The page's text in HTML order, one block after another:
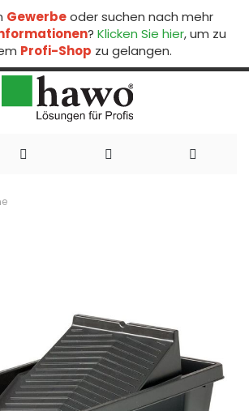
Gewerbeoder suchen nach mehr
? Klicken Sie hier, um zu
Profi-Shop zu gelangen.